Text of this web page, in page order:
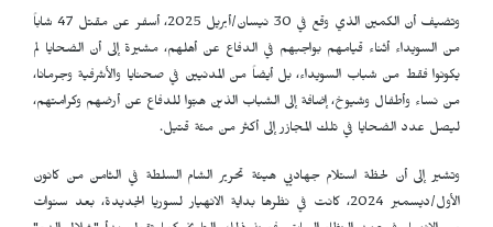
وتضيف أن الكمين الذي وقع في 30 نيسان/أبريل 2025، أسفر عن مقتل 47 شاباً
من السويداء أثناء قيامهم بواجبهم في الدفاع عن أهلهم، مشيرة إلى أن الضحايا لم
يكونوا فقط من شباب السويداء، بل أيضاً من المدنيين في صحنايا والأشرفية وجرمانا،
من نساء وأطفال وشيوخ، إضافة إلى الشباب الذين هبّوا للدفاع عن أرضهم وكرامتهم،
ليصل عدد الضحايا في تلك المجازر إلى أكثر من مئة قتيل.
وتشير إلى أن لحظة استلام جهاديي هيئة تحرير الشام السلطة في الثامن من كانون
الأول/ديسمبر 2024، كانت في نظرها بداية الانهيار لسوريا الجديدة، بعد سنوات